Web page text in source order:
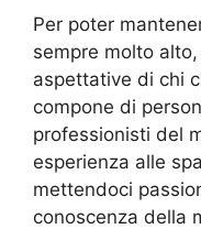
Per poter
sempre molto
aspettative di chi
compone di
professionisti del
esperienza alle
mettendoci
conoscenza della